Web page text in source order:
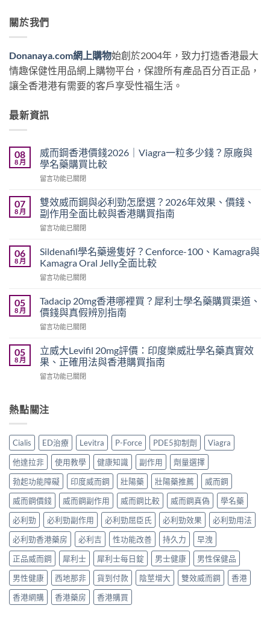
關於我們
Donanaya.com網上購物始創於2004年，致力打造香港最大
情趣保健性用品網上購物平台，保證所有產品百分百正品，
讓全香港港有需要的客戶享受性福生活。
最新資訊
08
8 月
威而鋼香港價錢2026｜Viagra一粒多少錢？原廠與
學名藥購買比較
在
而
鋼
香
港
錢
2026
Viagra
粒
多
錢？
廠
與
學
購
買
較〉
中
留言功能已關閉
07
8 月
雙效威而鋼與必利勁怎麼選？2026年效果、價錢、
副作用全面比較與香港購買指南
在
效
威
而
鋼
必
利
勁
怎
選？
2026
效
錢、
用
全
面
比
較
與
香
港
買
指
南〉
中
留言功能已關閉
06
8 月
Sildenafil學名藥邊隻好？Cenforce-100、Kamagra與
Kamagra Oral Jelly全面比較
在
學
名
藥
邊
好？
Cenforce-
100、
Kamagra
Oral
面
比
較〉
中
留言功能已關閉
05
8 月
Tadacip 20mg香港哪裡買？犀利士學名藥購買渠道、
價錢與真假辨別指南
在
20mg
香
港
哪
犀
學
名
藥
購
買
渠
道、
價
與
真
假
辨
別
指
南〉
中
留言功能已關閉
05
8 月
立威大Levifil 20mg評價：印度樂威壯學名藥真實效
果、正確用法與香港購買指南
在
大
Levifil
評
價：
印
度
樂
威
壯
學
藥
真
實
效
果、
正
確
用
留言功能已關閉
熱點關注
Cialis ED治療 Levitra P-Force PDE5抑制劑
Viagra
他達拉非
使用教學 健康知識 副作用
劑量選擇
勃起功能障礙
印度威而鋼 壯陽藥 壯陽藥推薦
威而鋼
威而鋼價錢
威而鋼副作用 威而鋼比較 威而鋼真偽
學名藥
必利勁
必利勁副作用 必利勁屈臣氏 必利勁效果
必利勁用法
必利勁香港藥房
必利吉 性功能改善 持久力
早洩
正品威而鋼
犀利士 犀利士每日錠 男士健康
男性保健品
男性健康
西地那非 貨到付款 陰莖增大 雙效威而鋼
香港
香港網購
香港藥房 香港購買